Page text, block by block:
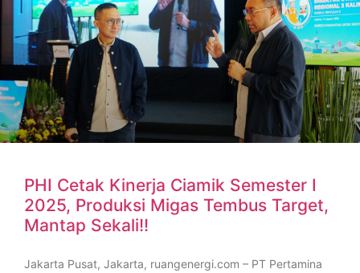
PHI Cetak Kinerja Ciamik Semester I
2025, Produksi Migas Tembus Target,
Mantap Sekali!!
Jakarta Pusat, Jakarta, ruangenergi.com – PT Pertamina